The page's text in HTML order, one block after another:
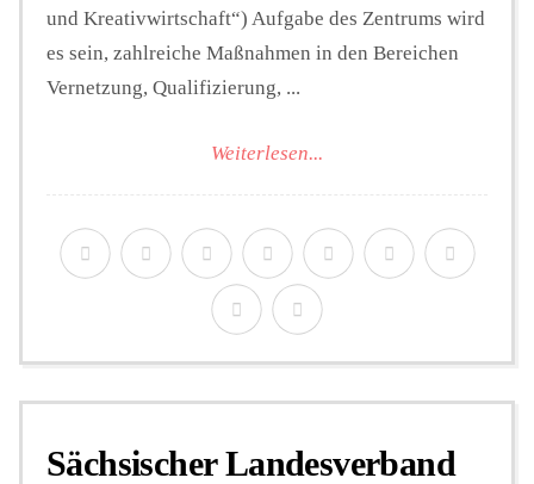
und Kreativwirtschaft“) Aufgabe des Zentrums wird
es sein, zahlreiche Maßnahmen in den Bereichen
Vernetzung, Qualifizierung, ...
Weiterlesen...
Sächsischer Landesverband